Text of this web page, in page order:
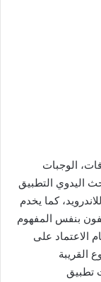
الوجبات
اليدوي التطبيق
كما يخدم
بنفس المفهوم
الاعتماد على
القريبة
تطبيق